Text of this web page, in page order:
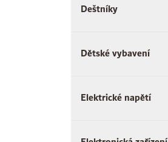
Deštníky
Dětské vybavení
Elektrické napětí